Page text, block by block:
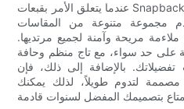
عندما يتعلق الأمر بقبعات Snapback، فإن العثور على المقاس المثالي
مجموعة متنوعة من المقاسات
مريحة وآمنة لجميع مرتديها.
على حد سواء، مع تاج منظم وحافة
بالإضافة إلى ذلك، فإن
مصممة لتدوم طويلاً، لذلك يمكنك